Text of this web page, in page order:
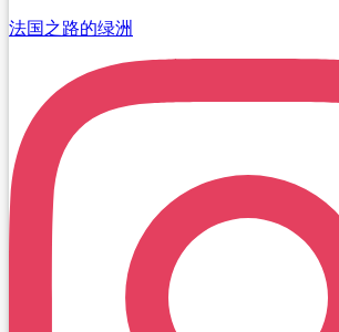
法国之路的绿洲